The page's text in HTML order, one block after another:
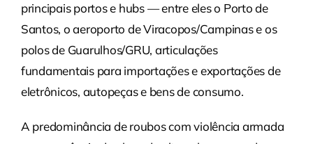
principais portos e hubs — entre eles o Porto de
Santos, o aeroporto de Viracopos/Campinas e os
polos de Guarulhos/GRU, articulações
fundamentais para importações e exportações de
eletrônicos, autopeças e bens de consumo.
A predominância de roubos com violência armada